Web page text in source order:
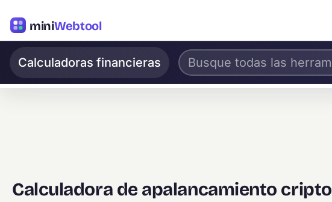
miniWebtool
Calculadoras financieras
Calculadora de apalancamiento cripto